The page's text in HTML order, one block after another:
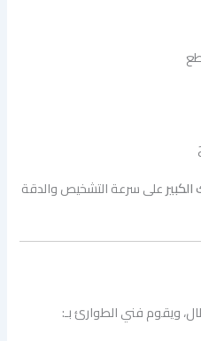
على سرعة التشخيص والدقة
ويقوم فني الطوارئ بـ: